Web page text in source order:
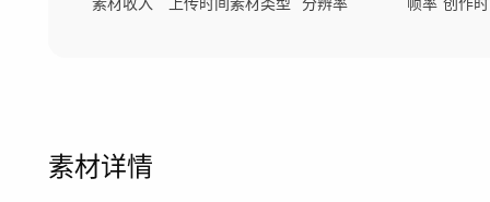
素材详情